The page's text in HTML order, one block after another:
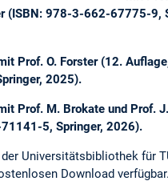
(ISBN: 978-3-662-67775-9,
Prof. O. Forster (12.
2025).
Prof. M. Brokate und Prof.
5, Springer, 2026).
Universitätsbibliothek für
Download verfügbar.